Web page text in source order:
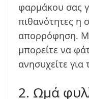
φαρμάκου σας
πιθανότητες η
απορρόφηση.
μπορείτε να
ανησυχείτε
2. Ωμά